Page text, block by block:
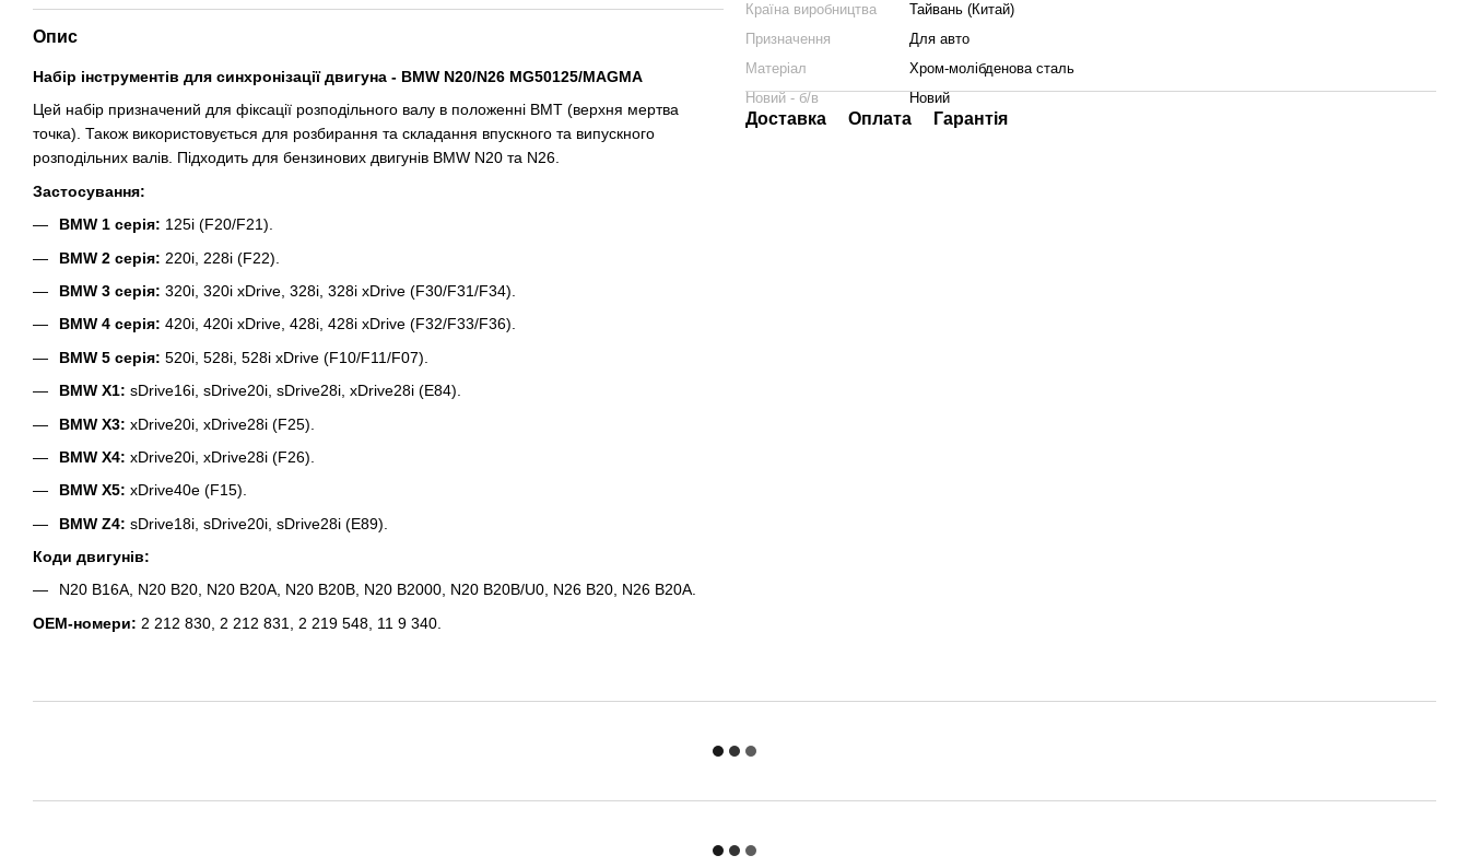
Опис
Набір інструментів для синхронізації двигуна - BMW N20/N26 MG50125/MAGMA
Цей набір призначений для фіксації розподільного валу в положенні ВМТ (верхня мертва
точка). Також використовується для розбирання та складання впускного та випускного
розподільних валів. Підходить для бензинових двигунів BMW N20 та N26.
Застосування:
BMW 1 серія: 125i (F20/F21).
BMW 2 серія: 220i, 228i (F22).
BMW 3 серія: 320i, 320i xDrive, 328i, 328i xDrive (F30/F31/F34).
BMW 4 серія: 420i, 420i xDrive, 428i, 428i xDrive (F32/F33/F36).
BMW 5 серія: 520i, 528i, 528i xDrive (F10/F11/F07).
BMW X1: sDrive16i, sDrive20i, sDrive28i, xDrive28i (E84).
BMW X3: xDrive20i, xDrive28i (F25).
BMW X4: xDrive20i, xDrive28i (F26).
BMW X5: xDrive40e (F15).
BMW Z4: sDrive18i, sDrive20i, sDrive28i (E89).
Коди двигунів:
N20 B16A, N20 B20, N20 B20A, N20 B20B, N20 B2000, N20 B20B/U0, N26 B20, N26 B20A.
OEM-номери: 2 212 830, 2 212 831, 2 219 548, 11 9 340.
Країна виробництва
Тайвань (Китай)
Призначення
Для авто
Матеріал
Хром-молібденова сталь
Новий - б/в
Новий
Доставка Оплата Гарантія